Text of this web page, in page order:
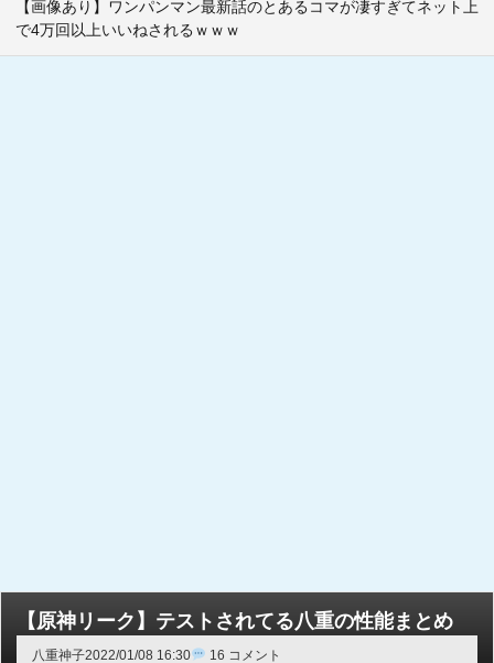
【画像あり】ワンパンマン最新話のとあるコマが凄すぎてネット上
で4万回以上いいねされるｗｗｗ
【原神リーク】テストされてる八重の性能まとめ
八重神子2022/01/08 16:30 16 コメント